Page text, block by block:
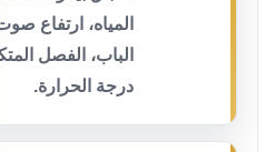
المياه، ارتفاع
الباب، الفصل
درجة الحرارة.